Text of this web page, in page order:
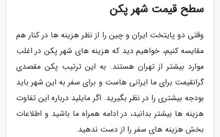
سطح قیمت شهر پکن
وقتی دو پایتخت ایران و چین را از نظر هزینه ها در کنار هم
مقایسه کنیم، خواهیم دید که هزینه های شهر پکن در اغلب
موارد بیشتر از تهران هستند. به این ترتیب پکن مقصدی
گرانقیمت برای ما ایرانی هاست و برای سفر به این شهر باید
بودجه بیشتری را در نظر بگیرید. اگر مایلید درباره این تفاوت
هزینه ها بیشتر بدانید، در ادامه همراه ما باشید و اطلاعات
بخش هزینه های سفر را از دست ندهید.